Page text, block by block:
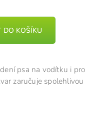
DO KOŠÍKU
psa na vodítku i pro
zaručuje spolehlivou